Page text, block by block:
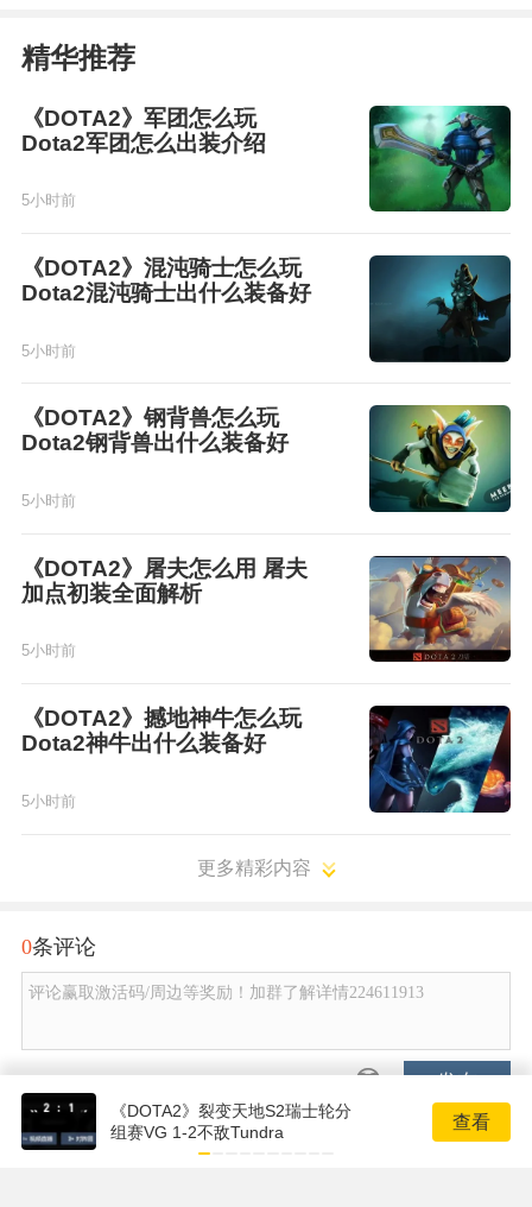
精华推荐
《DOTA2》军团怎么玩
Dota2军团怎么出装介绍
5小时前
《DOTA2》混沌骑士怎么玩
Dota2混沌骑士出什么装备好
5小时前
《DOTA2》钢背兽怎么玩
Dota2钢背兽出什么装备好
5小时前
《DOTA2》屠夫怎么用 屠夫
加点初装全面解析
5小时前
《DOTA2》撼地神牛怎么玩
Dota2神牛出什么装备好
5小时前
更多精彩内容
0条评论
评论赢取激活码/周边等奖励！加群了解详情224611913
发布
《DOTA2》裂变天地S2瑞士轮分
组赛VG 1-2不敌Tundra
查看